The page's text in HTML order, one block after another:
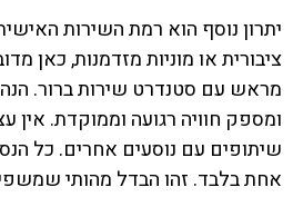
יתרון נוסף הוא רמת השירות
ציבורית או מוניות מזדמנות, כאן
מראש עם סטנדרט שירות ברור.
ומספק חוויה רגועה וממוקדת. אין
שיתופים עם נוסעים אחרים. כל
אחת בלבד. זהו הבדל מהותי